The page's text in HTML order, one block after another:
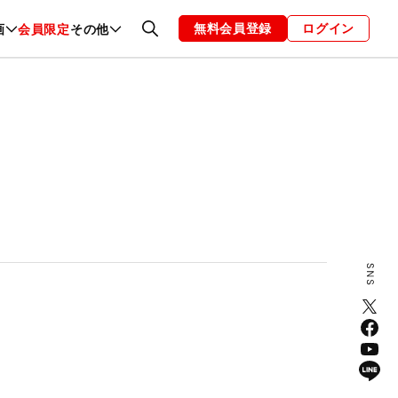
会員限定その他
ファッション 恋愛・結婚 編集部 お知らせ
無料会員登録 ログイン